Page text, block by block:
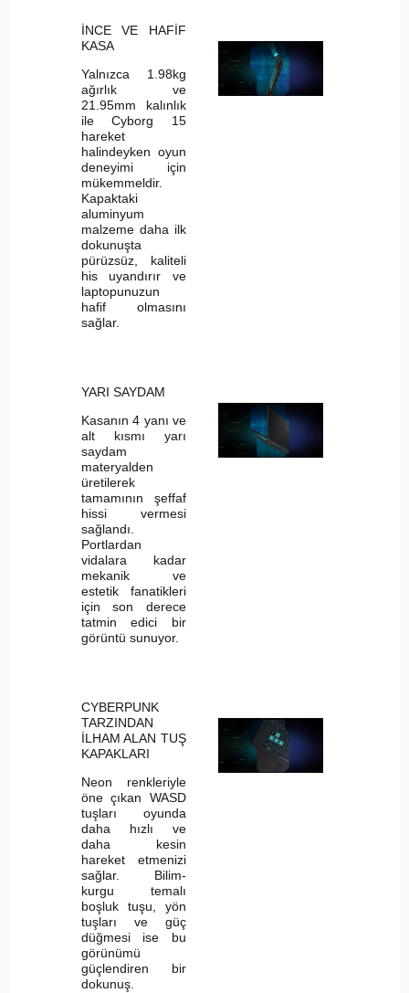
İNCE VE HAFİF
KASA
Yalnızca 1.98kg
ağırlık ve
21.95mm kalınlık
ile Cyborg 15
hareket
halindeyken oyun
deneyimi için
mükemmeldir.
Kapaktaki
aluminyum
malzeme daha ilk
dokunuşta
pürüzsüz, kaliteli
his uyandırır ve
laptopunuzun
hafif olmasını
sağlar.
YARI SAYDAM
Kasanın 4 yanı ve
alt kısmı yarı
saydam
materyalden
üretilerek
tamamının şeffaf
hissi vermesi
sağlandı.
Portlardan
vidalara kadar
mekanik ve
estetik fanatikleri
için son derece
tatmin edici bir
görüntü sunuyor.
CYBERPUNK
TARZINDAN
İLHAM ALAN TUŞ
KAPAKLARI
Neon renkleriyle
öne çıkan WASD
tuşları oyunda
daha hızlı ve
daha kesin
hareket etmenizi
sağlar. Bilim-
kurgu temalı
boşluk tuşu, yön
tuşları ve güç
düğmesi ise bu
görünümü
güçlendiren bir
dokunuş.